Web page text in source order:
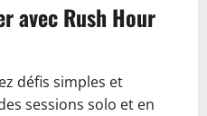
avec Rush Hour
défis simples et
sessions solo et en